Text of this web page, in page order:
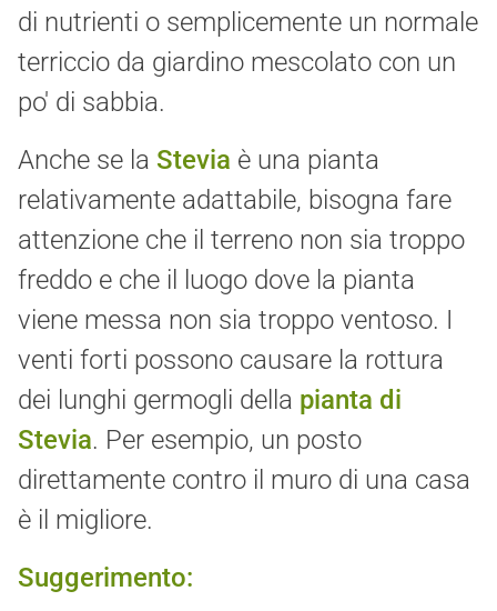
di nutrienti o semplicemente un normale
terriccio da giardino mescolato con un
po' di sabbia.
Anche se la Stevia è una pianta
relativamente adattabile, bisogna fare
attenzione che il terreno non sia troppo
freddo e che il luogo dove la pianta
viene messa non sia troppo ventoso. I
venti forti possono causare la rottura
dei lunghi germogli della pianta di
Stevia. Per esempio, un posto
direttamente contro il muro di una casa
è il migliore.
Suggerimento: